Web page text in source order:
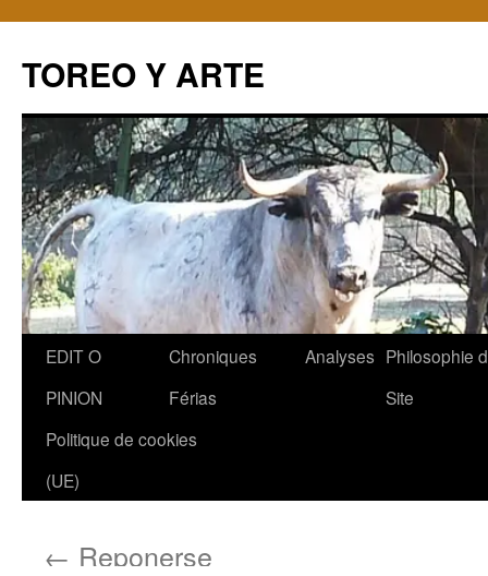
TOREO Y ARTE
Aller
contenu
EDIT O
PINION
Chroniques
Férias
Analyses Philosophie
Site
Politique de cookies
(UE)
← Reponerse